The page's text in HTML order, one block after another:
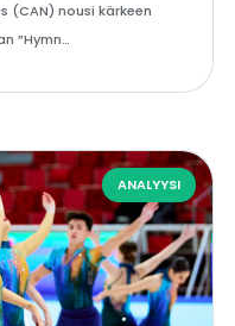
(CAN) nousi kärkeen
”Hymn…
ANALYYSI